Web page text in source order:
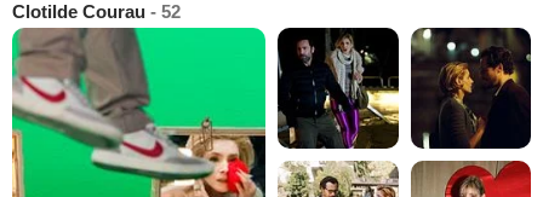
Clotilde Courau - 52